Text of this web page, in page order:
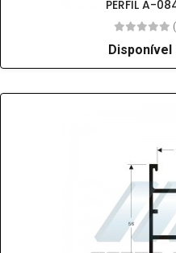
PERFIL A-
Disponível